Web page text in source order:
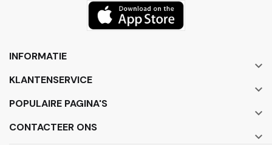
INFORMATIE

KLANTENSERVICE

POPULAIRE PAGINA'S

CONTACTEER ONS
